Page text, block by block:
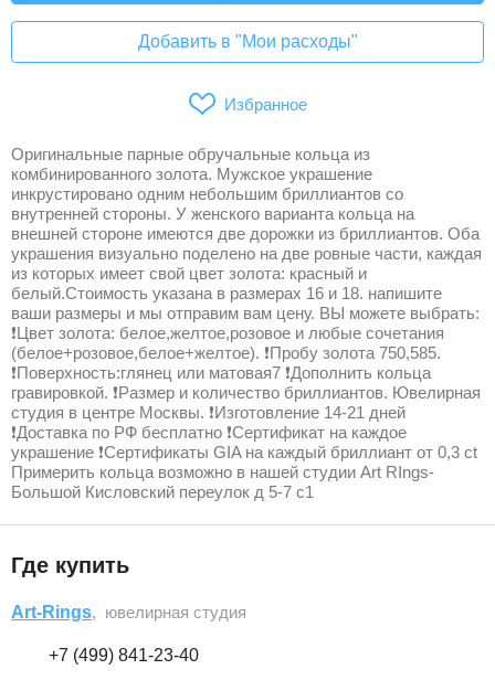
Добавить в "Мои расходы"
Избранное
Оригинальные парные обручальные кольца из
комбинированного золота. Мужское украшение
инкрустировано одним небольшим бриллиантов со
внутренней стороны. У женского варианта кольца на
внешней стороне имеются две дорожки из бриллиантов. Оба
украшения визуально поделено на две ровные части, каждая
из которых имеет свой цвет золота: красный и
белый.Стоимость указана в размерах 16 и 18. напишите
ваши размеры и мы отправим вам цену. ВЫ можете выбрать:
❗Цвет золота: белое,желтое,розовое и любые сочетания
(белое+розовое,белое+желтое). ❗Пробу золота 750,585.
❗Поверхность:глянец или матовая7 ❗Дополнить кольца
гравировкой. ❗Размер и количество бриллиантов. Ювелирная
студия в центре Москвы. ❗Изготовление 14-21 дней
❗Доставка по РФ бесплатно ❗Сертификат на каждое
украшение ❗Сертификаты GIA на каждый бриллиант от 0,3 ct
Примерить кольца возможно в нашей студии Art RIngs-
Большой Кисловский переулок д 5-7 с1
Где купить
Art-Rings, ювелирная студия
+7 (499) 841-23-40